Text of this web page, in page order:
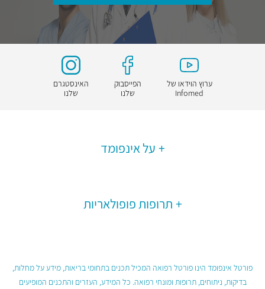
ערוץ הוידאו של
Infomed
הפייסבוק
שלנו
האינסטגרם
שלנו
על אינפומד
תרופות פופולאריות
פורטל אינפומד הינו פורטל רפואה המכיל תכנים בתחומי בריאות, מידע על מחלות,
בדיקות, ניתוחים, תרופות ומונחי רפואה. כל המידע, העזרים והתכנים המופיעים